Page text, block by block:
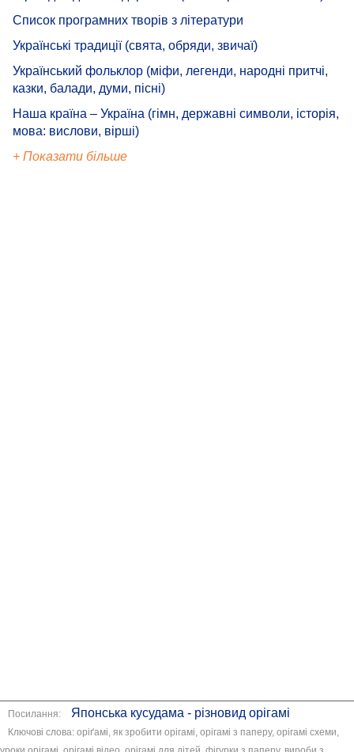
Список програмних творів з літератури
Українські традиції (свята, обряди, звичаї)
Український фольклор (міфи, легенди, народні притчі,
казки, балади, думи, пісні)
Наша країна – Україна (гімн, державні символи, історія,
мова: вислови, вірші)
+ Показати більше
Посилання: Японська кусудама - різновид орігамі
Ключові слова: оріґамі, як зробити орігамі, орігамі з паперу, орігамі схеми,